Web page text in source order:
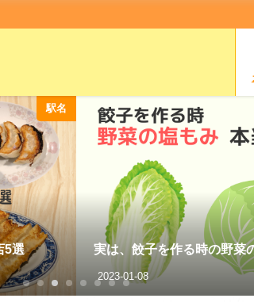
駅名
5選 実は、餃子を作る時の野菜
2023-01-08